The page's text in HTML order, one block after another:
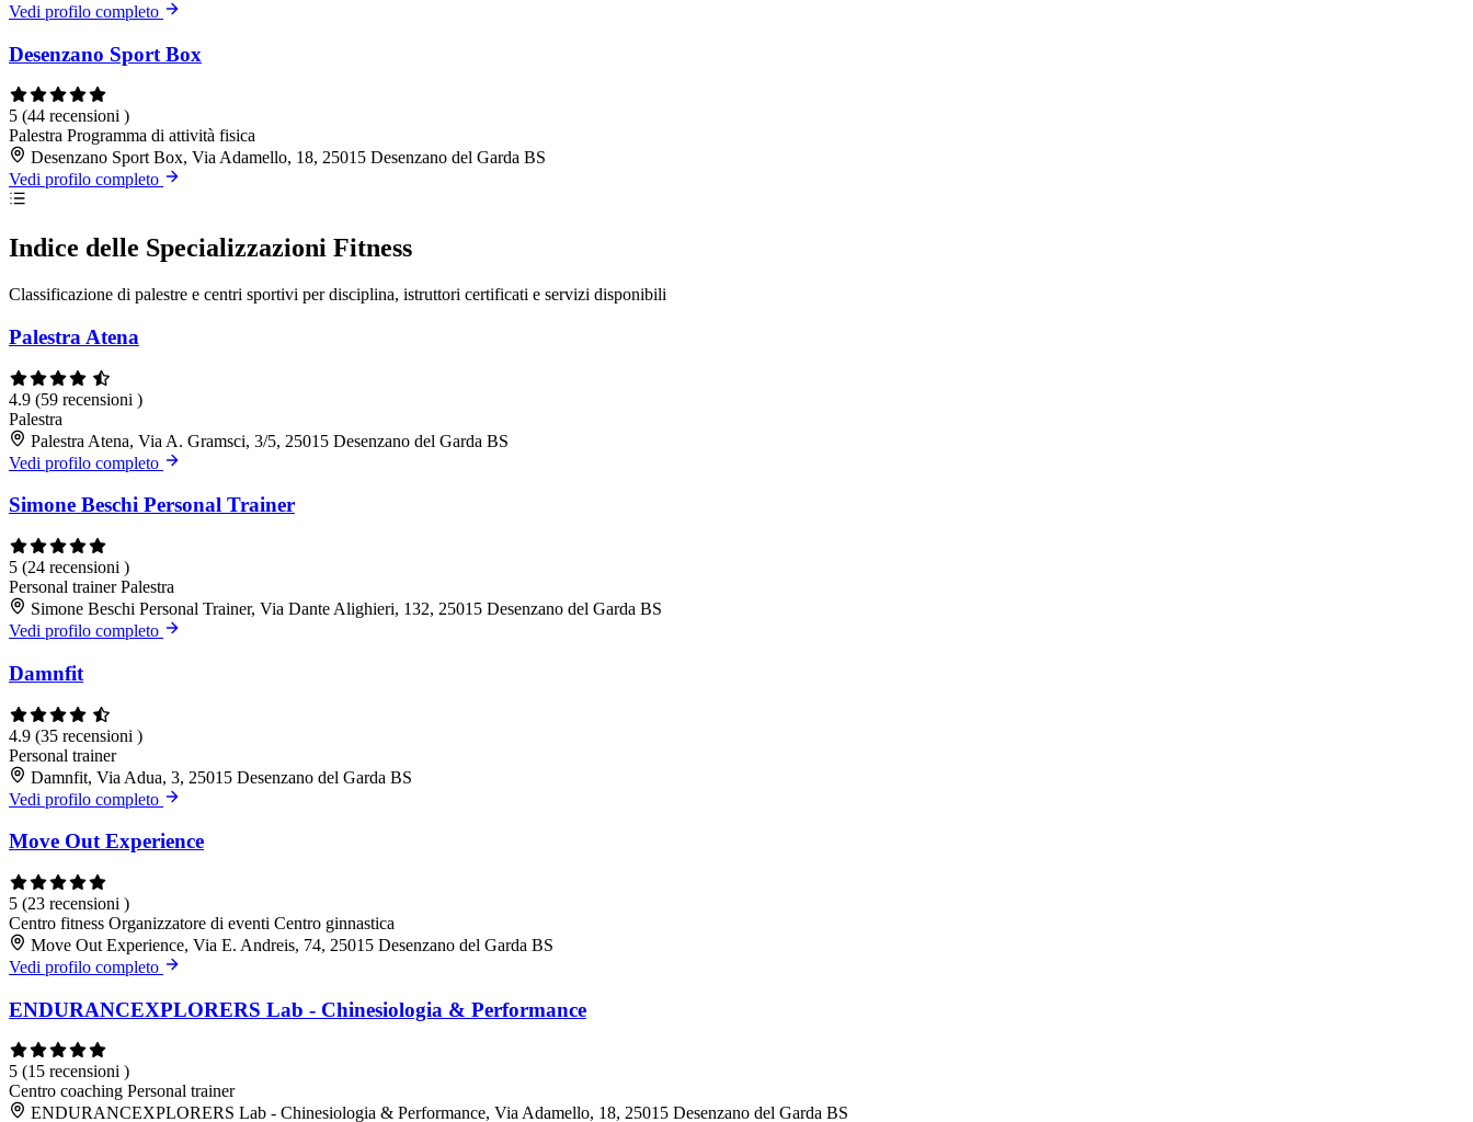
Vedi profilo completo
Desenzano Sport Box
5 (44 recensioni )
Palestra Programma di attività fisica
Desenzano Sport Box, Via Adamello, 18, 25015 Desenzano del Garda BS
Vedi profilo completo
Indice delle Specializzazioni Fitness
Classificazione di palestre e centri sportivi per disciplina, istruttori certificati e servizi disponibili
Palestra Atena
4.9 (59 recensioni )
Palestra
Palestra Atena, Via A. Gramsci, 3/5, 25015 Desenzano del Garda BS
Vedi profilo completo
Simone Beschi Personal Trainer
5 (24 recensioni )
Personal trainerPalestra
Simone Beschi Personal Trainer, Via Dante Alighieri, 132, 25015 Desenzano del Garda BS
Vedi profilo completo
Damnfit
4.9 (35 recensioni )
Personal trainer
Damnfit, Via Adua, 3, 25015 Desenzano del Garda BS
Vedi profilo completo
Move Out Experience
5 (23 recensioni )
Centro fitness Organizzatore di eventi Centro ginnastica
Move Out Experience, Via E. Andreis, 74, 25015 Desenzano del Garda BS
Vedi profilo completo
ENDURANCEXPLORERS Lab - Chinesiologia & Performance
5 (15 recensioni )
Centro coaching Personal trainer
ENDURANCEXPLORERS Lab - Chinesiologia & Performance, Via Adamello, 18, 25015 Desenzano del Garda BS